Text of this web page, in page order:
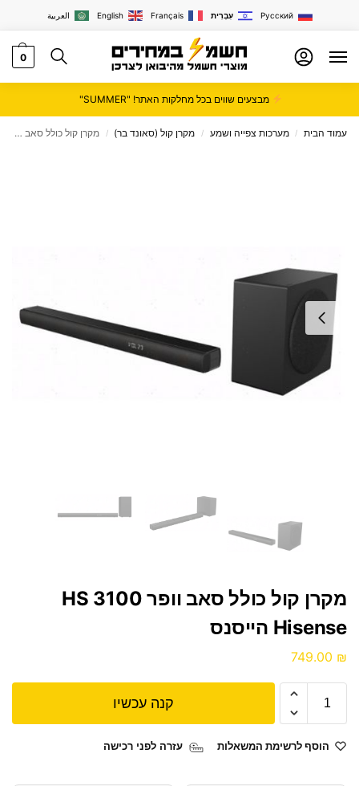
العربية English Français עִבְרִית Русский
0
מבצעים שווים בכל מחלקות האתר! "SUMMER"
עמוד הבית / מערכות צפייה ושמע / מקרן קול (סאונד בר) / מקרן קול כולל סאב וופר HS 3100 Hisense הייסנס
מקרן קול כולל סאב וופר HS 3100
Hisense הייסנס
749.00 ₪
קנה עכשיו
הוסף לרשימת המשאלות עזרה לפני רכישה